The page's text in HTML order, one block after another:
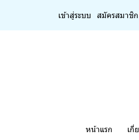
เข้าสู่ระบบ สมัครสมาชิก
หน้าแรก เกี่